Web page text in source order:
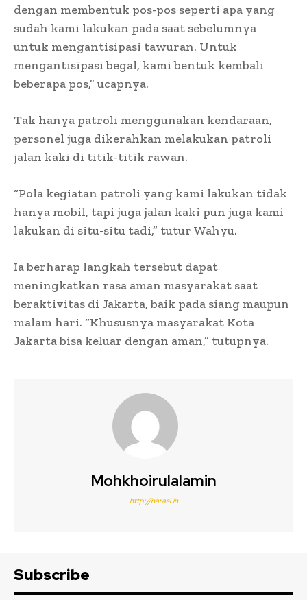
dengan membentuk pos-pos seperti apa yang
sudah kami lakukan pada saat sebelumnya
untuk mengantisipasi tawuran. Untuk
mengantisipasi begal, kami bentuk kembali
beberapa pos,” ucapnya.
Tak hanya patroli menggunakan kendaraan,
personel juga dikerahkan melakukan patroli
jalan kaki di titik-titik rawan.
“Pola kegiatan patroli yang kami lakukan tidak
hanya mobil, tapi juga jalan kaki pun juga kami
lakukan di situ-situ tadi,” tutur Wahyu.
Ia berharap langkah tersebut dapat
meningkatkan rasa aman masyarakat saat
beraktivitas di Jakarta, baik pada siang maupun
malam hari. “Khususnya masyarakat Kota
Jakarta bisa keluar dengan aman,” tutupnya.
Mohkhoirulalamin
http://narasi.in
Subscribe